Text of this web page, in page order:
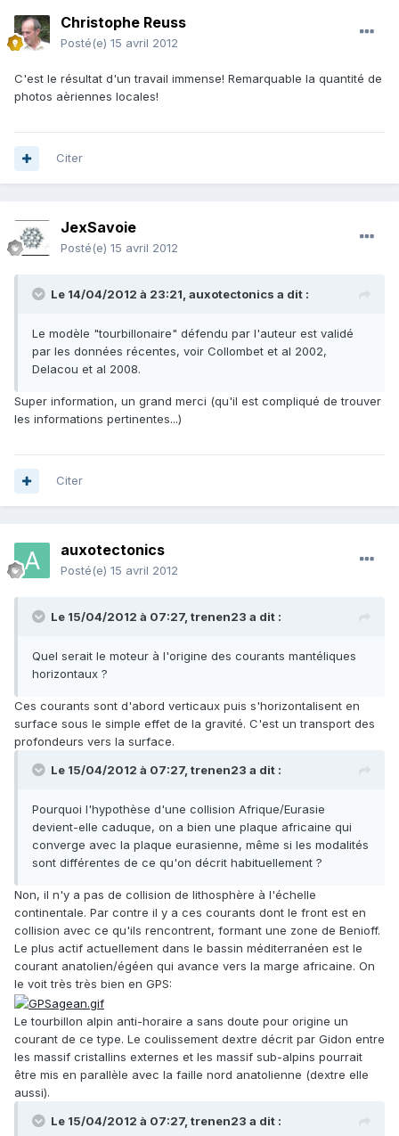
Christophe Reuss
Posté(e) 15 avril 2012
C'est le résultat d'un travail immense! Remarquable la quantité de
photos aèriennes locales!
Citer
JexSavoie
Posté(e) 15 avril 2012
Le 14/04/2012 à 23:21, auxotectonics a dit :
Le modèle "tourbillonaire" défendu par l'auteur est validé
par les données récentes, voir Collombet et al 2002,
Delacou et al 2008.
Super information, un grand merci (qu'il est compliqué de trouver
les informations pertinentes...)
Citer
auxotectonics
Posté(e) 15 avril 2012
Le 15/04/2012 à 07:27, trenen23 a dit :
Quel serait le moteur à l'origine des courants mantéliques
horizontaux ?
Ces courants sont d'abord verticaux puis s'horizontalisent en
surface sous le simple effet de la gravité. C'est un transport des
profondeurs vers la surface.
Le 15/04/2012 à 07:27, trenen23 a dit :
Pourquoi l'hypothèse d'une collision Afrique/Eurasie
devient-elle caduque, on a bien une plaque africaine qui
converge avec la plaque eurasienne, même si les modalités
sont différentes de ce qu'on décrit habituellement ?
Non, il n'y a pas de collision de lithosphère à l'échelle
continentale. Par contre il y a ces courants dont le front est en
collision avec ce qu'ils rencontrent, formant une zone de Benioff.
Le plus actif actuellement dans le bassin méditerranéen est le
courant anatolien/égéen qui avance vers la marge africaine. On
le voit très très bien en GPS:
Le tourbillon alpin anti-horaire a sans doute pour origine un
courant de ce type. Le coulissement dextre décrit par Gidon entre
les massif cristallins externes et les massif sub-alpins pourrait
être mis en parallèle avec la faille nord anatolienne (dextre elle
aussi).
Le 15/04/2012 à 07:27, trenen23 a dit :